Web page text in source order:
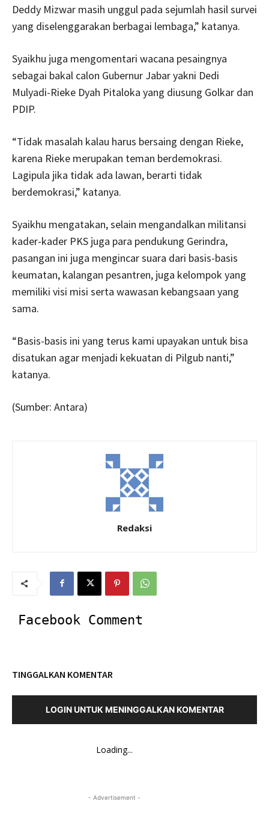
Deddy Mizwar masih unggul pada sejumlah hasil survei
yang diselenggarakan berbagai lembaga,” katanya.
Syaikhu juga mengomentari wacana pesaingnya
sebagai bakal calon Gubernur Jabar yakni Dedi
Mulyadi-Rieke Dyah Pitaloka yang diusung Golkar dan
PDIP.
“Tidak masalah kalau harus bersaing dengan Rieke,
karena Rieke merupakan teman berdemokrasi.
Lagipula jika tidak ada lawan, berarti tidak
berdemokrasi,” katanya.
Syaikhu mengatakan, selain mengandalkan militansi
kader-kader PKS juga para pendukung Gerindra,
pasangan ini juga mengincar suara dari basis-basis
keumatan, kalangan pesantren, juga kelompok yang
memiliki visi misi serta wawasan kebangsaan yang
sama.
“Basis-basis ini yang terus kami upayakan untuk bisa
disatukan agar menjadi kekuatan di Pilgub nanti,”
katanya.
(Sumber: Antara)
Redaksi
Facebook Comment
TINGGALKAN KOMENTAR
LOGIN UNTUK MENINGGALKAN KOMENTAR
Loading...
- Advertisement -